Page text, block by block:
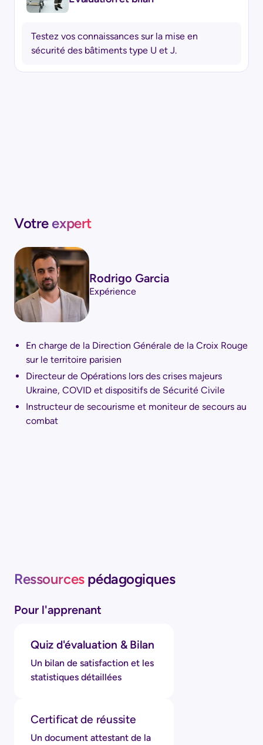
Testez vos connaissances sur la mise en
sécurité des bâtiments type U et J.
Votreexpert
Rodrigo Garcia
Expérience
En charge de la Direction Générale de la Croix Rouge
sur le territoire parisien
Directeur de Opérations lors des crises majeurs
Ukraine, COVID et dispositifs de Sécurité Civile
Instructeur de secourisme et moniteur de secours au
combat
Ressources pédagogiques
Pour l'apprenant
Quiz d'évaluation & Bilan
Un bilan de satisfaction et les
statistiques détaillées
Certificat de réussite
Un document attestant de la